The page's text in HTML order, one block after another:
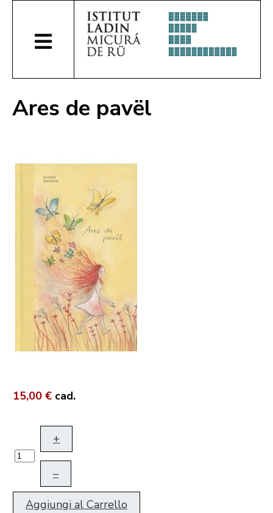
Ares de pavël
15,00 € cad.
+
–
Aggiungi al Carrello